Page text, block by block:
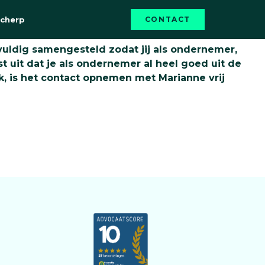
CONTACT
samengesteld zodat jij als ondernemer,
uit dat je als ondernemer al heel goed uit de
is het contact opnemen met Marianne vrij